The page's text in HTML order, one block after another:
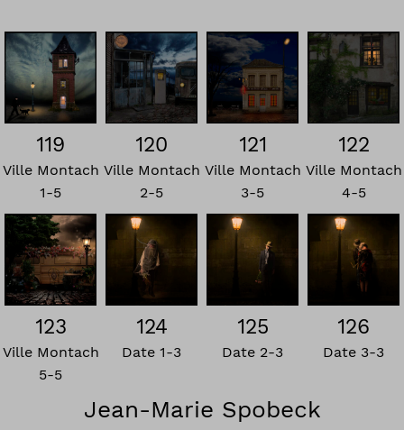
119
Ville Montach
1-5
120
Ville Montach
2-5
121
Ville Montach
3-5
122
Ville Montach
4-5
123
Ville Montach
5-5
124
Date 1-3
125
Date 2-3
126
Date 3-3
Jean-Marie Spobeck